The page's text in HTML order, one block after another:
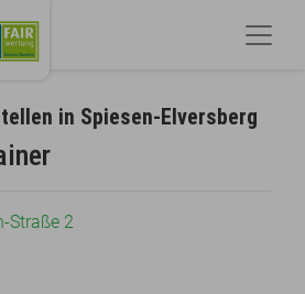
in Spiesen-Elversberg
Straße 2